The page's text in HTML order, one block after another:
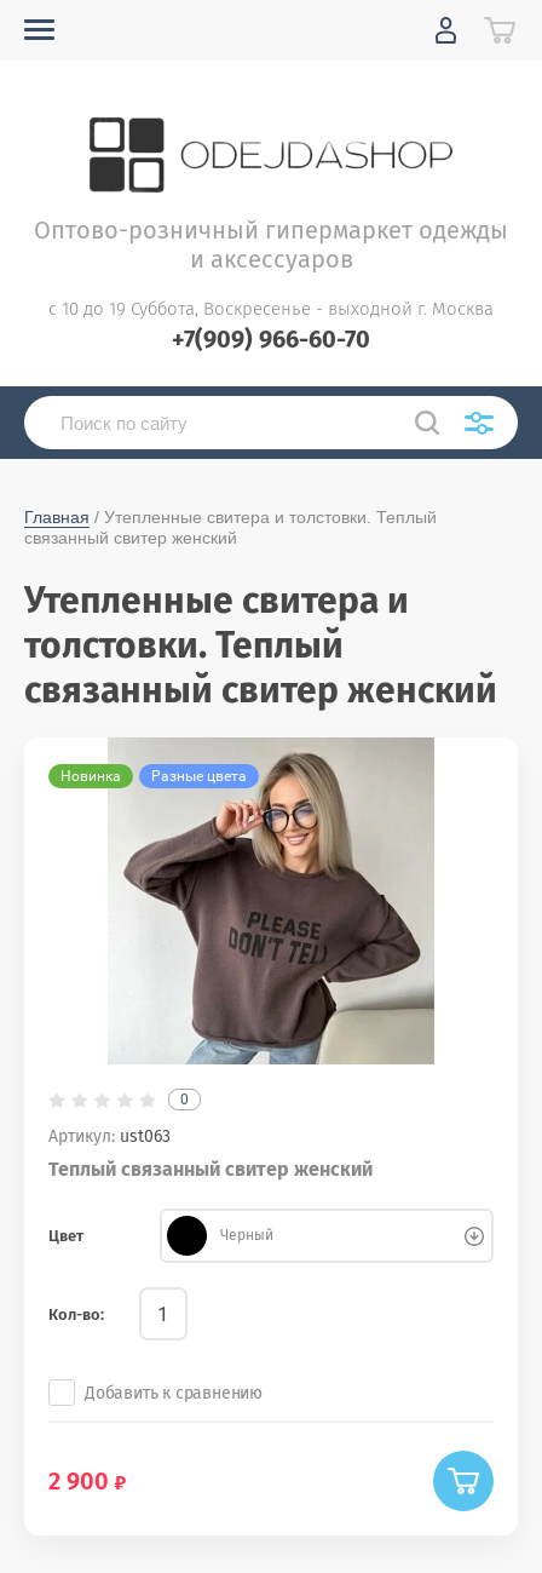
Оптово-розничный гипермаркет одежды
и аксессуаров
с 10 до 19 Суббота, Воскресенье - выходной г. Москва
+7(909) 966-60-70
Главная / Утепленные свитера и толстовки. Теплый
связанный свитер женский
Утепленные свитера и
толстовки. Теплый
связанный свитер женский
Новинка Разные цвета
0
Артикул: ust063
Теплый связанный свитер женский
Цвет Черный
Кол-во:
Добавить к сравнению
2 900